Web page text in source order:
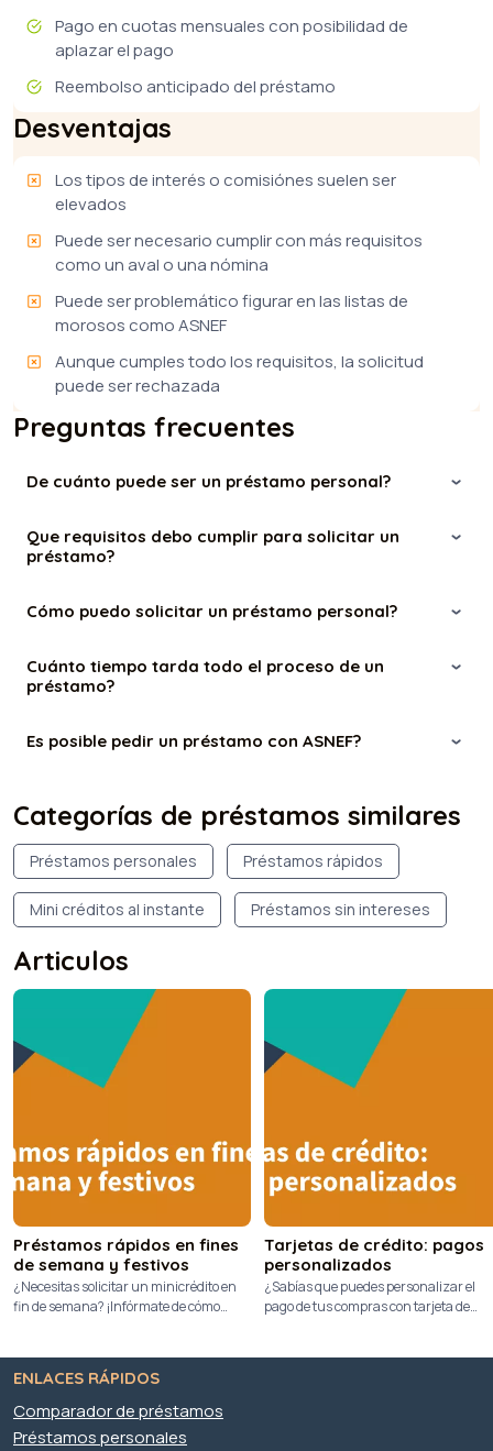
Pago en cuotas mensuales con posibilidad de
aplazar el pago
Reembolso anticipado del préstamo
Desventajas
Los tipos de interés o comisiónes suelen ser
elevados
Puede ser necesario cumplir con más requisitos
como un aval o una nómina
Puede ser problemático figurar en las listas de
morosos como ASNEF
Aunque cumples todo los requisitos, la solicitud
puede ser rechazada
Preguntas frecuentes
De cuánto puede ser un préstamo personal?
Que requisitos debo cumplir para solicitar un
préstamo?
Cómo puedo solicitar un préstamo personal?
Cuánto tiempo tarda todo el proceso de un
préstamo?
Es posible pedir un préstamo con ASNEF?
Categorías de préstamos similares
Préstamos personales Préstamos rápidos
Mini créditos al instante Préstamos sin intereses
Articulos
Préstamos rápidos en fines
de semana y festivos
¿Necesitas solicitar un minicrédito en
fin de semana? ¡Infórmate de cómo
Tarjetas de crédito: pagos
personalizados
¿Sabías que puedes personalizar el
pago de tus compras con tarjeta de
ENLACES RÁPIDOS
Comparador de préstamos
Préstamos personales